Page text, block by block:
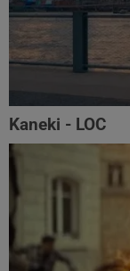
Kaneki - LOC